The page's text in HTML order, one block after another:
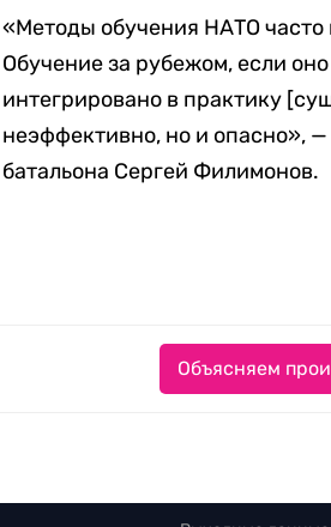
«Методы обучения НАТО часто
Обучение за рубежом, если
интегрировано в практику
неэффективно, но и опасно»,
батальона Сергей Филимонов.
Объясняем